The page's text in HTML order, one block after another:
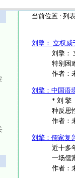
当前位置 : 列
刘擎： 立权
刘擎：
特别困
作者：
刘擎：中国语
* 刘 擎
种反思
作者：
刘擎：儒家复
近十多
一场儒
作者：